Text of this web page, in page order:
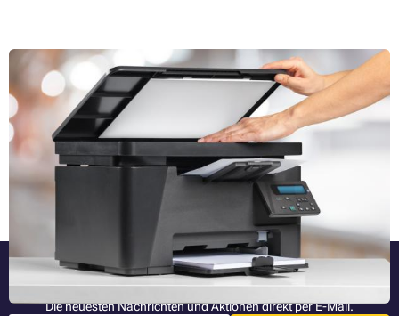
Welche Arten von Scannern gibt es und wie funktionieren
sie??
In den meisten Haushalten ist es ein wesentlicher Bestandteil eines
Multifunktionsdruckers. Es gibt jedoch eine Vielzahl von Scannern, von
Office-Desktop- und Stretch-Scannern über Barcode-Scanner bis hin
zu zunehmend verbreiteten 3D-Scannern. Haben Sie eine Idee, wie
diese Geräte funktionieren? Nachdem Sie diesen Artikel gelesen
haben, werden Sie sich darüber im Klaren sein.
Ganzen Artikel lesen »
Bleiben Sie informiert
Die neuesten Nachrichten und Aktionen direkt per E-Mail.